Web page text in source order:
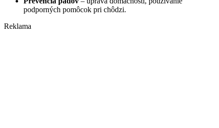
podporných pomôcok pri chôdzi.
Reklama